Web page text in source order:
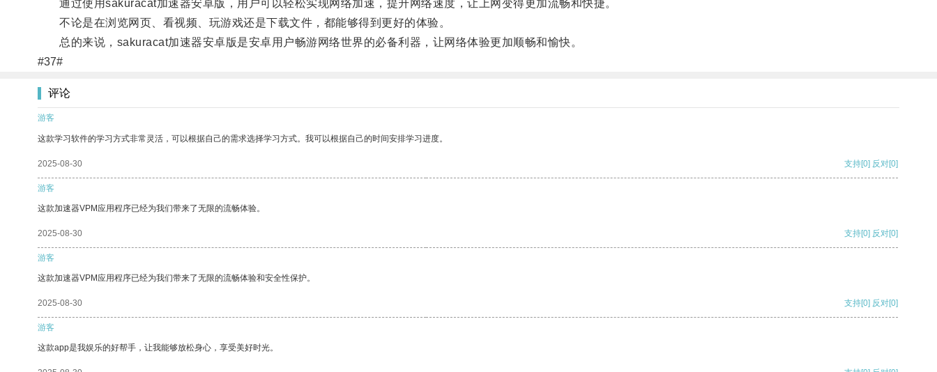
通过使用sakuracat加速器安卓版，用户可以轻松实现网络加速，提升网络速度，让上网变得更加流畅和快捷。
不论是在浏览网页、看视频、玩游戏还是下载文件，都能够得到更好的体验。
总的来说，sakuracat加速器安卓版是安卓用户畅游网络世界的必备利器，让网络体验更加顺畅和愉快。
#37#
评论
游客
这款学习软件的学习方式非常灵活，可以根据自己的需求选择学习方式。我可以根据自己的时间安排学习进度。
2025-08-30 支持[0] 反对[0]
游客
这款加速器VPM应用程序已经为我们带来了无限的流畅体验。
2025-08-30 支持[0] 反对[0]
游客
这款加速器VPM应用程序已经为我们带来了无限的流畅体验和安全性保护。
2025-08-30 支持[0] 反对[0]
游客
这款app是我娱乐的好帮手，让我能够放松身心，享受美好时光。